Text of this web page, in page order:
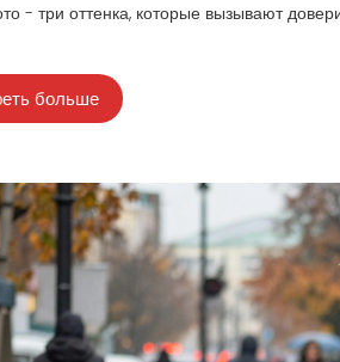
- три оттенка, которые вызывают
больше